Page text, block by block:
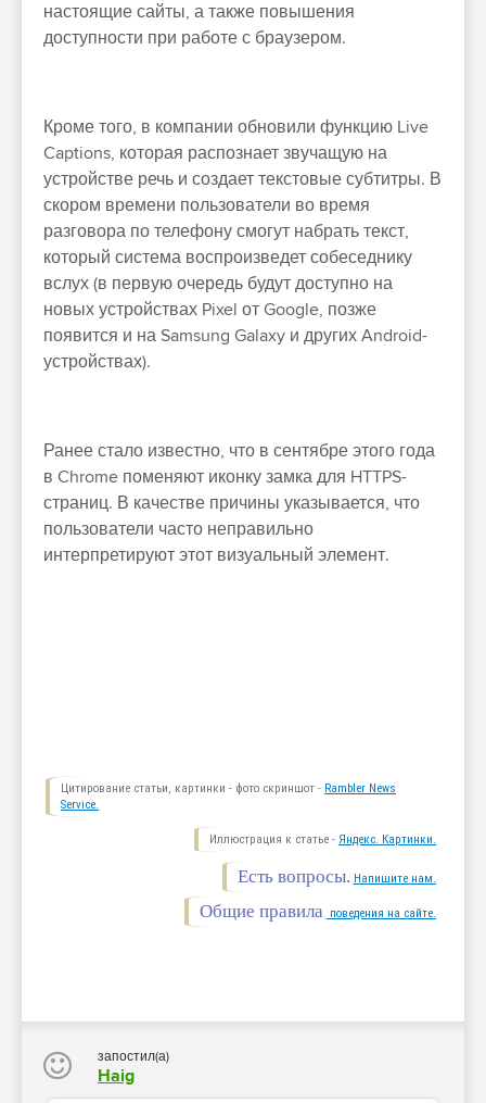
настоящие сайты, а также повышения
доступности при работе с браузером.
Кроме того, в компании обновили функцию Live
Captions, которая распознает звучащую на
устройстве речь и создает текстовые субтитры. В
скором времени пользователи во время
разговора по телефону смогут набрать текст,
который система воспроизведет собеседнику
вслух (в первую очередь будут доступно на
новых устройствах Pixel от Google, позже
появится и на Samsung Galaxy и других Android-
устройствах).
Ранее стало известно, что в сентябре этого года
в Chrome поменяют иконку замка для HTTPS-
страниц. В качестве причины указывается, что
пользователи часто неправильно
интерпретируют этот визуальный элемент.
Цитирование статьи, картинки - фото скриншот - Rambler News
Service.
Иллюстрация к статье - Яндекс. Картинки.
Есть вопросы. Напишите нам.
Общие правила поведения на сайте.
запостил(а)
Haig